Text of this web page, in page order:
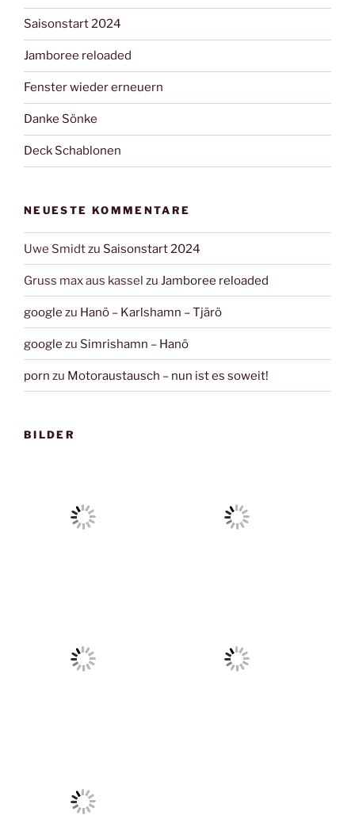
Saisonstart 2024
Jamboree reloaded
Fenster wieder erneuern
Danke Sönke
Deck Schablonen
NEUESTE KOMMENTARE
Uwe Smidtzu Saisonstart 2024
Gruss max aus kassel zu Jamboree reloaded
google zu Hanö – Karlshamn – Tjärö
google zu Simrishamn – Hanö
porn zu Motoraustausch – nun ist es soweit!
BILDER